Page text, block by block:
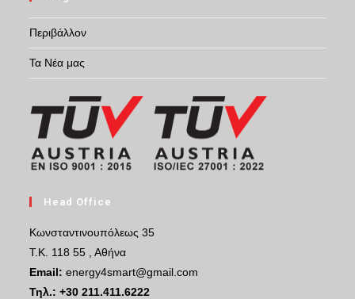
Περιβάλλον
Τα Νέα μας
Head Office
Κωνσταντινουπόλεως 35
Τ.Κ. 118 55 , Αθήνα
Email: energy4smart@gmail.com
Τηλ.: +30 211.411.6222